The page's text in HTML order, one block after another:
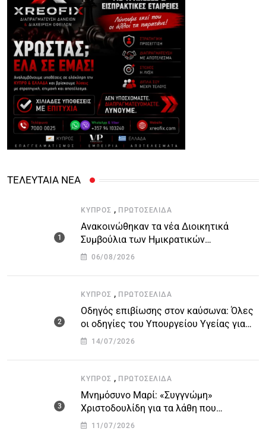
ΤΕΛΕΥΤΑΙΑ ΝΕΑ
ΚΎΠΡΟΣ , ΠΡΩΤΟΣΈΛΙΔΑ
Ανακοινώθηκαν τα νέα Διοικητικά
Συμβούλια των Ημικρατικών
Οργανισμών – Όλη η λίστα με τα
06/08/2026
ΚΎΠΡΟΣ , ΠΡΩΤΟΣΈΛΙΔΑ
Οδηγός επιβίωσης στον καύσωνα: Όλες
οι οδηγίες του Υπουργείου Υγείας για
τις υψηλές θερμοκρασίες
14/07/2026
ΚΎΠΡΟΣ , ΠΡΩΤΟΣΈΛΙΔΑ
Μνημόσυνο Μαρί: «Συγγνώμη»
Χριστοδουλίδη για τα λάθη που
οδήγησαν στην τραγωδία
11/07/2026